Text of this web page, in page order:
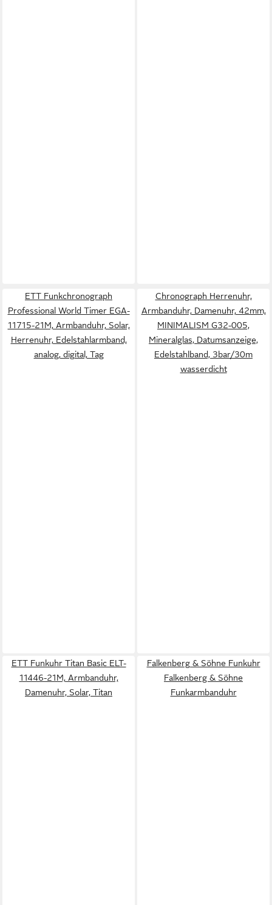
ETT Funkchronograph
Professional World Timer EGA-
11715-21M, Armbanduhr, Solar,
Herrenuhr, Edelstahlarmband,
analog, digital, Tag
Chronograph Herrenuhr,
Armbanduhr, Damenuhr, 42mm,
MINIMALISM G32-005,
Mineralglas, Datumsanzeige,
Edelstahlband, 3bar/30m
wasserdicht
ETT Funkuhr Titan Basic ELT-
11446-21M, Armbanduhr,
Damenuhr, Solar, Titan
Falkenberg & Söhne Funkuhr
Falkenberg & Söhne
Funkarmbanduhr